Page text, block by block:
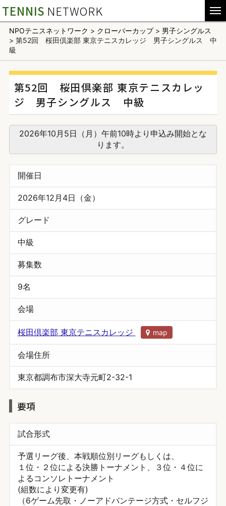
TENNIS NETWORK
NPOテニスネットワーク > クローバーカップ> 男子シングルス
> 第52回 桜田倶楽部 東京テニスカレッジ 男子シングルス 中
級
第52回 桜田倶楽部 東京テニスカレッ
ジ 男子シングルス 中級
2026年10月5日（月）午前10時より申込み開始とな
ります。
開催日
2026年12月4日（金）
グレード
中級
募集数
9名
会場
桜田倶楽部 東京テニスカレッジ map
会場住所
東京都調布市深大寺元町2-32-1
要項
試合形式
予選リーグ後、本戦順位別リーグもしくは、
１位・２位による決勝トーナメント、３位・４位に
よるコンソレトーナメント
(組数により変更有)
（6ゲーム先取・ノーアドバンテージ方式・セルフジ